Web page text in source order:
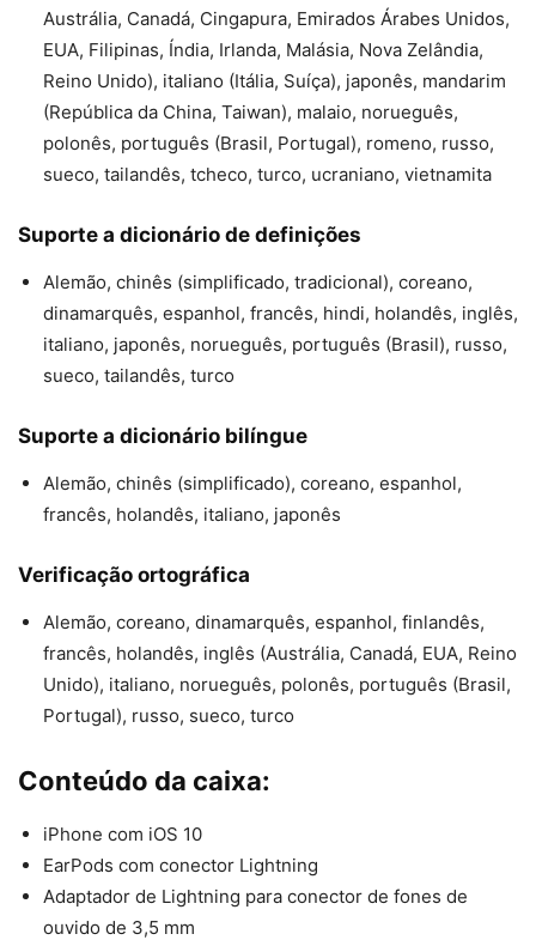
Austrália, Canadá, Cingapura, Emirados Árabes Unidos,
EUA, Filipinas, Índia, Irlanda, Malásia, Nova Zelândia,
Reino Unido), italiano (Itália, Suíça), japonês, mandarim
(República da China, Taiwan), malaio, norueguês,
polonês, português (Brasil, Portugal), romeno, russo,
sueco, tailandês, tcheco, turco, ucraniano, vietnamita
Suporte a dicionário de definições
Alemão, chinês (simplificado, tradicional), coreano,
dinamarquês, espanhol, francês, hindi, holandês, inglês,
italiano, japonês, norueguês, português (Brasil), russo,
sueco, tailandês, turco
Suporte a dicionário bilíngue
Alemão, chinês (simplificado), coreano, espanhol,
francês, holandês, italiano, japonês
Verificação ortográfica
Alemão, coreano, dinamarquês, espanhol, finlandês,
francês, holandês, inglês (Austrália, Canadá, EUA, Reino
Unido), italiano, norueguês, polonês, português (Brasil,
Portugal), russo, sueco, turco
Conteúdo da caixa:
iPhone com iOS 10
EarPods com conector Lightning
Adaptador de Lightning para conector de fones de
ouvido de 3,5 mm